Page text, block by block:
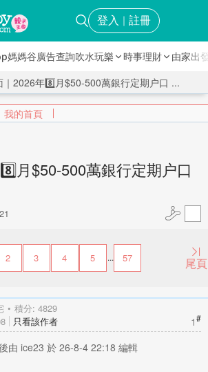
登入 ｜ 註冊
媽媽谷廣告查詢吹水玩樂 時事理財 由家出
我的首頁
｜2026年8️⃣月$50-500萬銀行定期户口 ...
月$50-500萬銀行定期户口
2 3 4 5 ... 57 尾頁
積分: 4829
1#
只看該作者
由 ice23 於 26-8-4 22:18 編輯